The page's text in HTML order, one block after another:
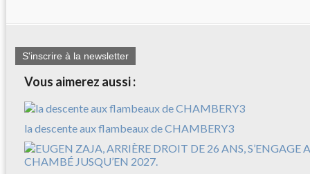
S'inscrire à la newsletter
Vous aimerez aussi :
la descente aux flambeaux de CHAMBERY3